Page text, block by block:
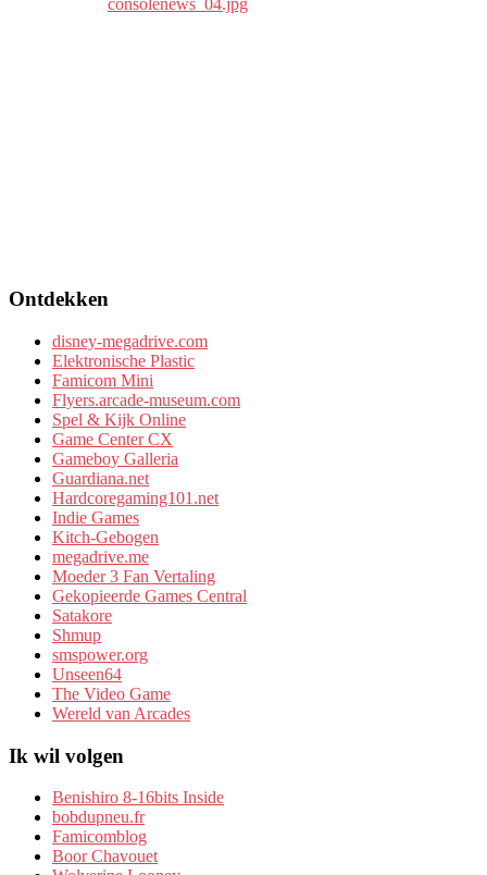
Ontdekken
disney-megadrive.com
Elektronische Plastic
Famicom Mini
Flyers.arcade-museum.com
Spel & Kijk Online
Game Center CX
Gameboy Galleria
Guardiana.net
Hardcoregaming101.net
Indie Games
Kitch-Gebogen
megadrive.me
Moeder 3 Fan Vertaling
Gekopieerde Games Central
Satakore
Shmup
smspower.org
Unseen64
The Video Game
Wereld van Arcades
Ik wil volgen
Benishiro 8-16bits Inside
bobdupneu.fr
Famicomblog
Boor Chavouet